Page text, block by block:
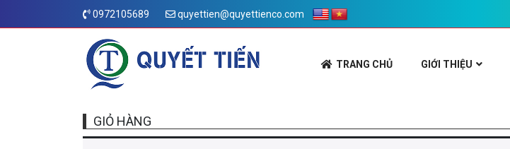
0972105689 quyettien@quyettienco.com
TRANG CHỦ GIỚI THIỆU
GIỎ HÀNG